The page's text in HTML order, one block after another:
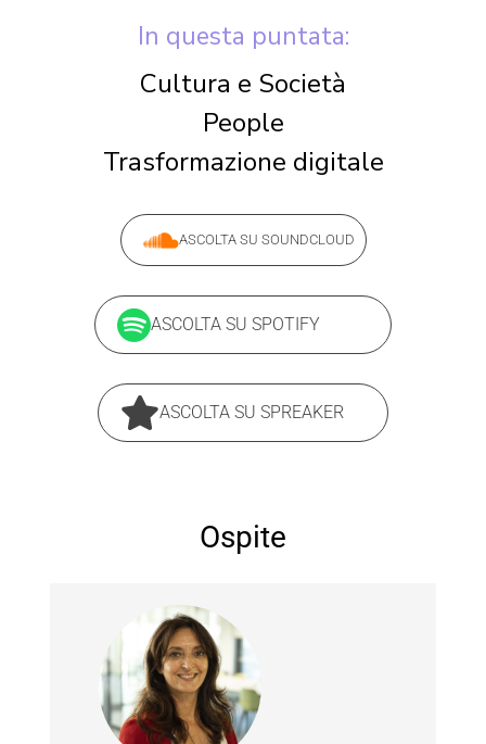
In questa puntata:
Cultura e Società
People
Trasformazione digitale
ASCOLTA SU SOUNDCLOUD
ASCOLTA SU SPOTIFY
ASCOLTA SU SPREAKER
Ospite